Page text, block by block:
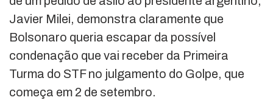
Javier Milei, demonstra claramente que
Bolsonaro queria escapar da possível
condenação que vai receber da Primeira
Turma do STF no julgamento do Golpe, que
começa em 2 de setembro.